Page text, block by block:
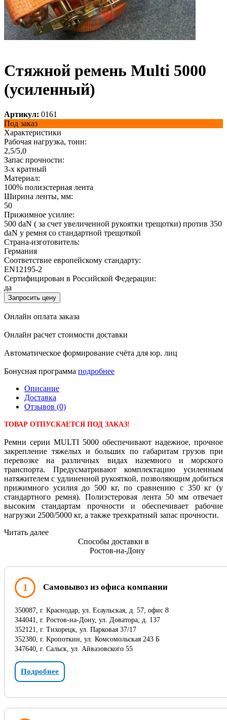
Стяжной ремень Multi 5000
(усиленный)
Артикул: 0161
Под заказ
Характеристики
Рабочая нагрузка, тонн:
2,5/5,0
Запас прочности:
3-х кратный
Материал:
100% полиэстерная лента
Ширина ленты, мм:
50
Прижимное усилие:
500 daN ( за счет увеличенной рукоятки трещотки) против 350
daN у ремня со стандартной трещоткой
Страна-изготовитель:
Германия
Соответствие европейскому стандарту:
EN12195-2
Сертифицирован в Российской Федерации:
да
Запросить цену
Онлайн оплата заказа
Онлайн расчет стоимости доставки
Автоматическое формирование счёта для юр. лиц
Бонусная программа подробнее
Описание
Доставка
Отзывов (0)
ТОВАР ОТПУСКАЕТСЯ ПОД ЗАКАЗ!
Ремни серии MULTI 5000 обеспечивают надежное, прочное
закрепление тяжелых и больших по габаритам грузов при
перевозке на различных видах наземного и морского
транспорта. Предусматривают комплектацию усиленным
натяжителем с удлиненной рукояткой, позволяющим добиться
прижимного усилия до 500 кг, по сравнению с 350 кг (у
стандартного ремня). Полиэстеровая лента 50 мм отвечает
высоким стандартам прочности и обеспечивает рабочие
нагрузки 2500/5000 кг, а также трехкратный запас прочности.
Читать далее
Способы доставки в
Ростов-на-Дону
1 Самовывоз из офиса компании
350087, г. Краснодар, ул. Есаульская, д. 57, офис 8
344041, г. Ростов-на-Дону, ул. Доватора, д. 137
352121, г. Тихорецк, ул. Парковая 37/17
352380, г. Кропоткин, ул. Комсомольская 243 Б
347640, г. Сальск, ул. Айвазовского 55
Подробнее